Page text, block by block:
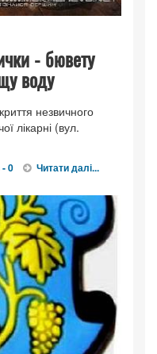
- бювету
воду
незвичного
лікарні (вул.
0 Читати далі...